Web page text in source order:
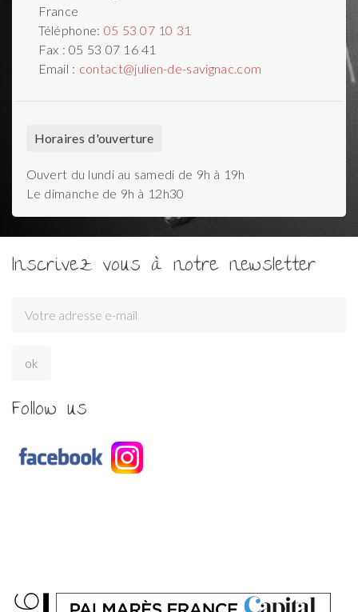
France
Téléphone: 05 53 07 10 31
Fax :05 53 07 16 41
Email : contact@julien-de-savignac.com
Horaires d'ouverture
Ouvert du lundi au samedi de 9h à 19h
Le dimanche de 9h à 12h30
Inscrivez vous à notre newsletter
Follow us